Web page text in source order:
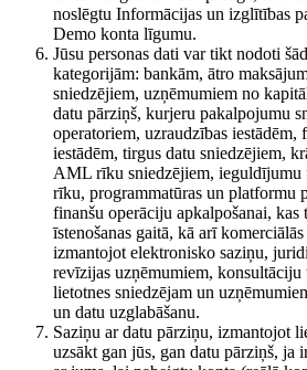
noslēgtu Informācijas un izglītības
Demo konta līgumu.
Jūsu personas dati var tikt nodoti
kategorijām: bankām, ātro
sniedzējiem, uzņēmumiem no
datu pārziņš, kurjeru pakalpojumu
operatoriem, uzraudzības iestādēm,
iestādēm, tirgus datu sniedzējiem,
AML rīku sniedzējiem, ieguldījumu
rīku, programmatūras un platformu
finanšu operāciju apkalpošanai, kas
īstenošanas gaitā, kā arī
izmantojot elektronisko saziņu,
revīzijas uzņēmumiem,
lietotnes sniedzējam un
un datu uzglabāšanu.
Saziņu ar datu pārziņu, izmantojot
uzsākt gan jūs, gan datu pārziņš, ja